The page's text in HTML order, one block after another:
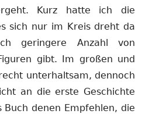
Kurz hatte ich die
sich nur im Kreis dreht da
geringere Anzahl von
gibt. Im großen und
unterhaltsam, dennoch
an die erste Geschichte
denen Empfehlen, die